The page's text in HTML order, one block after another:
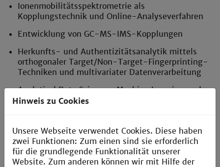
Ionenmobilitätsspektrometrie als
Kopplungstechnik und Online-Analyseverfahren
Entwicklung von GC-MS-IMS-Kopplungen
Herkunfts- und Authentizitätsanalytik mittels
orthogonaler Target/Non-Target-Fingerprinting-
Techniken und multivariater Datenverarbeitung
Analytical Data Sciences: Machine Learning und
Deep Learning mit analytischen Daten auf Basis
Datenfusion orthogonaler Daten
Echtzeitüberwachung von biotechnologischen
Fermentationsprozessen mittels IMS und
Hinweis zu Cookies
Unsere Webseite verwendet Cookies. Diese haben
zwei Funktionen: Zum einen sind sie erforderlich
für die grundlegende Funktionalität unserer
Website. Zum anderen können wir mit Hilfe der